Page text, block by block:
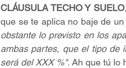
CLÁUSULA TECHO Y SUELO
que se te aplica no baje de
obstante lo previsto en los
ambas partes, que el tipo de
será del XXX %". Ah que tú lo